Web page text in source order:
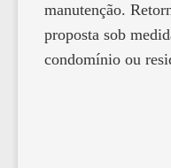
manutenção.
proposta sob
condomínio ou